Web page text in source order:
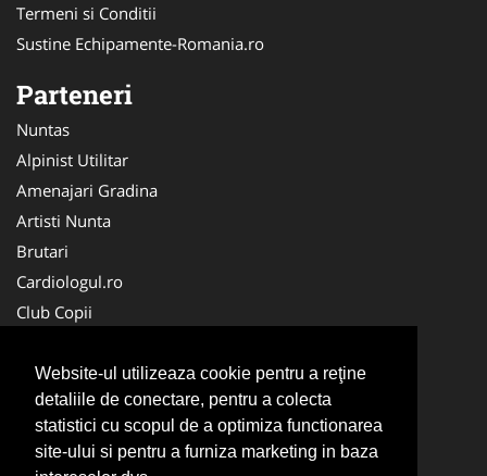
Website-ul utilizeaza cookie pentru a reţine
detaliile de conectare, pentru a colecta
statistici cu scopul de a optimiza functionarea
site-ului si pentru a furniza marketing in baza
Termeni si Conditii
Sustine Echipamente-Romania.ro
Parteneri
Nuntas
Alpinist Utilitar
Amenajari Gradina
Artisti Nunta
Brutari
Cardiologul.ro
Club Copii
Ambalaje Romania
Cabinet-Individual.ro
CentruInchirieri.ro
Cursuri Romania